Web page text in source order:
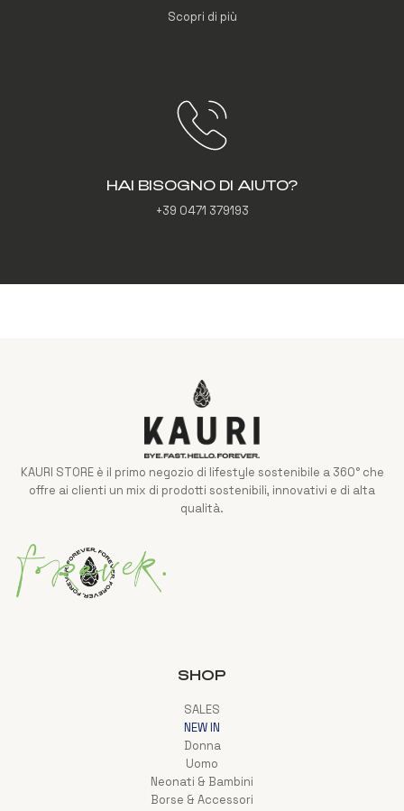
Scopri di più
HAI BISOGNO DI AIUTO?
+39 0471 379193
KAURI STORE è il primo negozio di lifestyle sostenibile a 360° che
offre ai clienti un mix di prodotti sostenibili, innovativi e di alta
qualità.
SHOP
SALES
NEW IN
Donna
Uomo
Neonati & Bambini
Borse & Accessori